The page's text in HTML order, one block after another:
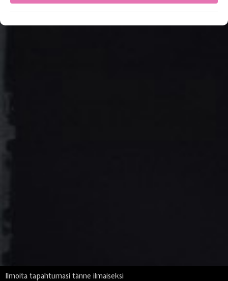
Ilmoita tapahtumasi tänne ilmaiseksi